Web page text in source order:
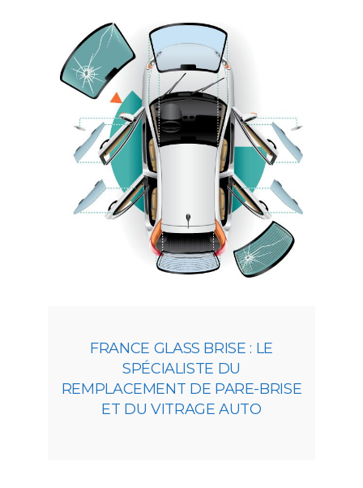
FRANCE GLASS BRISE : LE
SPÉCIALISTE DU
REMPLACEMENT DE PARE-BRISE
ET DU VITRAGE AUTO